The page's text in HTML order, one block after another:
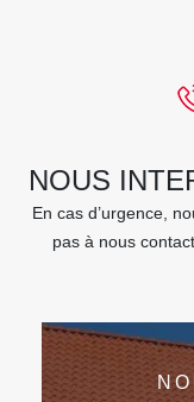
NOUS
En cas d’urgence,
pas à nous